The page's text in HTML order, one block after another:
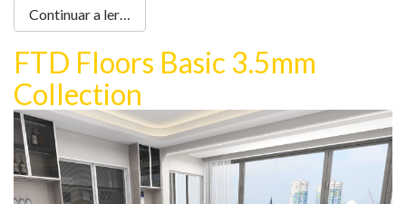
Continuar a ler…
FTD Floors Basic 3.5mm
Collection